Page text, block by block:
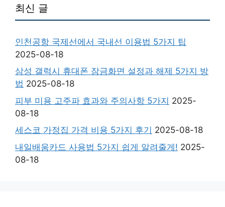
최신 글
인천공항 국제선에서 국내선 이용법 5가지 팁
2025-08-18
삼성 갤럭시 휴대폰 잠금화면 설정과 해제 5가지 방
법 2025-08-18
피부 미용 고주파 효과와 주의사항 5가지 2025-
08-18
세스코 가정집 가격 비용 5가지 후기 2025-08-18
내일배움카드 사용법 5가지 쉽게 알려줄게! 2025-
08-18